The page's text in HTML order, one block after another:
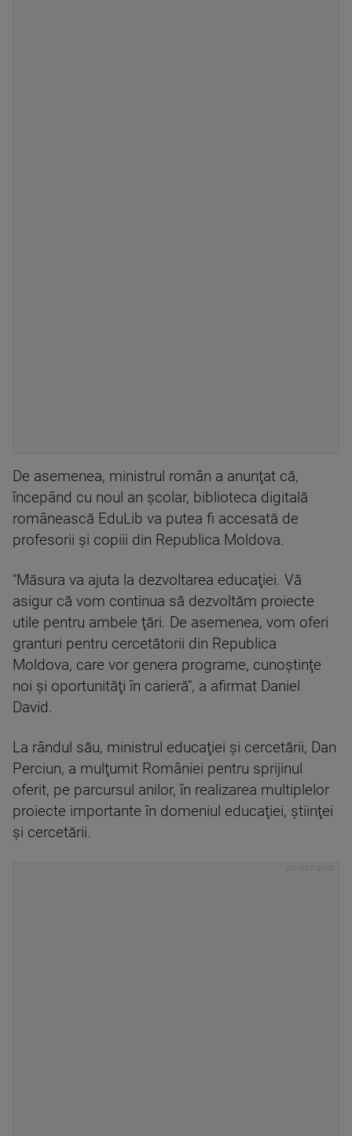
De asemenea, ministrul român a anunţat că,
începând cu noul an şcolar, biblioteca digitală
românească EduLib va putea fi accesată de
profesorii şi copiii din Republica Moldova.
"Măsura va ajuta la dezvoltarea educaţiei. Vă
asigur că vom continua să dezvoltăm proiecte
utile pentru ambele ţări. De asemenea, vom oferi
granturi pentru cercetătorii din Republica
Moldova, care vor genera programe, cunoştinţe
noi şi oportunităţi în carieră", a afirmat Daniel
David.
La rândul său, ministrul educaţiei şi cercetării, Dan
Perciun, a mulţumit României pentru sprijinul
oferit, pe parcursul anilor, în realizarea multiplelor
proiecte importante în domeniul educaţiei, ştiinţei
şi cercetării.